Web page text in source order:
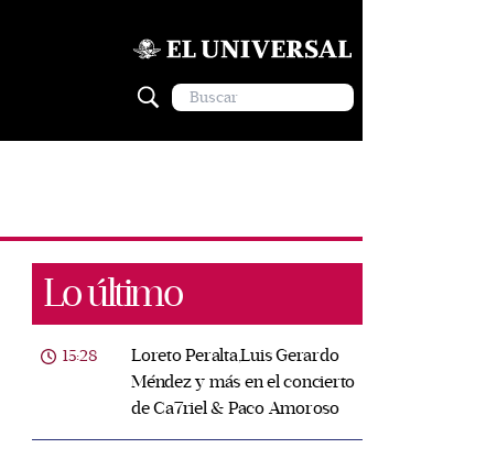
Lo último
15:28
Loreto Peralta,Luis Gerardo
Méndez y más en el concierto
de Ca7riel & Paco Amoroso